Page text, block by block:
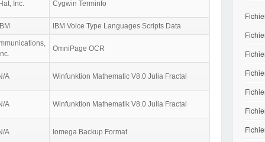
Inc. Cygwin Terminfo
IBM Voice Type Languages Scripts Data
OmniPage OCR
A Winfunktion Mathematic V8.0 Julia Fractal
A Winfunktion Mathematik V8.0 Julia Fractal
A Iomega Backup Format